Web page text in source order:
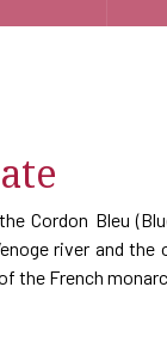
Cordon Bleu
river and
the French